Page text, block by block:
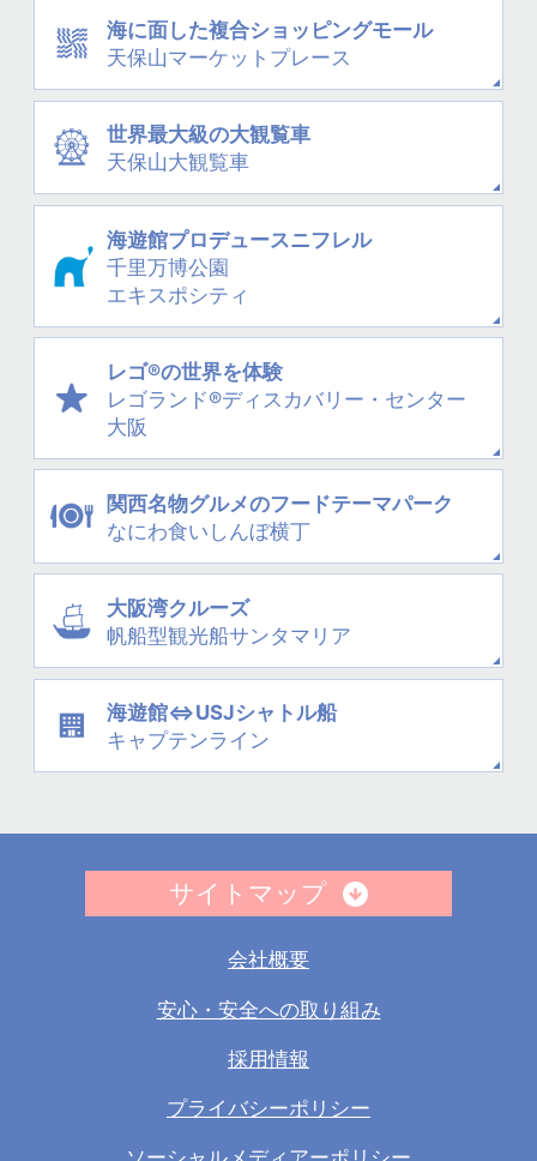
海に面した複合ショッピングモール
天保山マーケットプレース
世界最大級の大観覧車
天保山大観覧車
海遊館プロデュースニフレル
千里万博公園
エキスポシティ
レゴ®の世界を体験
レゴランド®ディスカバリー・ センター
大阪
関西名物グルメのフードテーマパーク
なにわ食いしんぼ横丁
大阪湾クルーズ
帆船型観光船サンタマリア
海遊館⇔USJシャトル船
キャプテンライン
サイトマップ
会社概要
安心・安全への取り組み
採用情報
プライバシーポリシー